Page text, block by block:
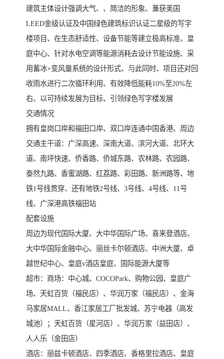
建筑主体设计强调大气、、简洁的形象、兼获美国
LEED金级认证及中国绿色建筑标识认证二星级的写字
楼项目、在生态舒适性、设备节能等建立极高标准、皇
庭中心、针对水电空调等能源消耗去设计节能设施、采
用蓄冰+变风量系统的设计形式、与此同时、项目还对回
收雨水进行二次循环利用、有效降低能耗10%至20%左
右、以可持续发展为目标、引领绿色写字楼发展
交通情况
拥有皇岗口岸和福田口岸、双口岸连通中国香港、周边
交通主干道：广深高速、深南大道、滨河大道、北环大
道、南坪快速、侨香路、侨城东路、农林路、农园路、
泰然九路、香蜜湖路、红荔路、彩田路、新洲路等、地
铁1号线贯穿、还有地铁2号线、3号线、4号线、11号
线、广深港高铁福田站
配套设施
周边为现代国际大厦、大中华国际广场、喜来登酒店、
大中华国际金融中心、丽丝卡尔顿酒店、中洲大厦、卓
越世纪中心、皇庭v酒店皇庭、国际能源大厦等
超市：商场：中心城、COCOPark、购物公园、皇庭广
场、天虹百货（福民店）、华润万家（福民店）、金海
马家居MALL、香江家居工厂批发城、苏宁电器（高发
城池）；天虹百货（星河店）、华润万家（益田店）、
人人乐（金田店）
酒店：丽兹卡顿酒店、四季酒店、香格里拉酒店、皇庭